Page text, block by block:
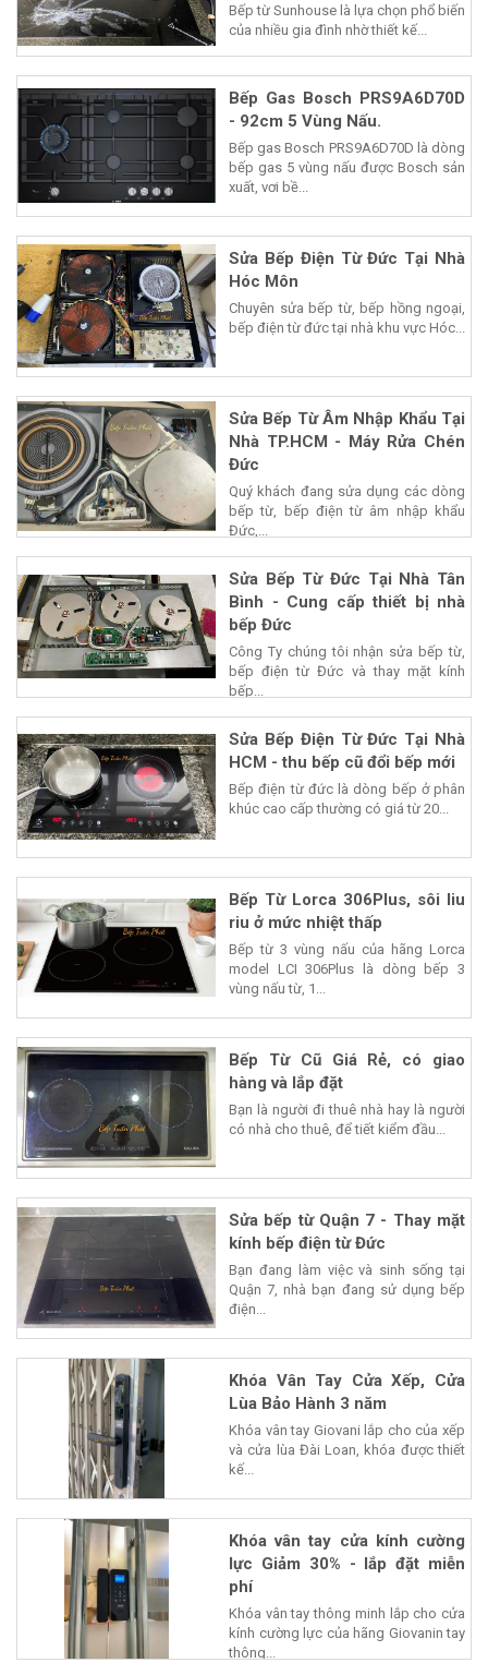
Bếp từ Sunhouse là lựa chọn phổ biến
của nhiều gia đình nhờ thiết kế...
Bếp Gas Bosch PRS9A6D70D
- 92cm 5 Vùng Nấu.
Bếp gas Bosch PRS9A6D70D là dòng
bếp gas 5 vùng nấu được Bosch sản
xuất, vơi bề...
Sửa Bếp Điện Từ Đức Tại Nhà
Hóc Môn
Chuyên sửa bếp từ, bếp hồng ngoại,
bếp điện từ đức tại nhà khu vực Hóc...
Sửa Bếp Từ Âm Nhập Khẩu Tại
Nhà TP.HCM - Máy Rửa Chén
Đức
Quý khách đang sửa dụng các dòng
bếp từ, bếp điện từ âm nhập khẩu
Đức,...
Sửa Bếp Từ Đức Tại Nhà Tân
Bình - Cung cấp thiết bị nhà
bếp Đức
Công Ty chúng tôi nhận sửa bếp từ,
bếp điện từ Đức và thay mặt kính
bếp...
Sửa Bếp Điện Từ Đức Tại Nhà
HCM - thu bếp cũ đổi bếp mới
Bếp điện từ đức là dòng bếp ở phân
khúc cao cấp thường có giá từ 20...
Bếp Từ Lorca 306Plus, sôi liu
riu ở mức nhiệt thấp
Bếp từ 3 vùng nấu của hãng Lorca
model LCI 306Plus là dòng bếp 3
vùng nấu từ, 1...
Bếp Từ Cũ Giá Rẻ, có giao
hàng và lắp đặt
Bạn là người đi thuê nhà hay là người
có nhà cho thuê, để tiết kiểm đầu...
Sửa bếp từ Quận 7 - Thay mặt
kính bếp điện từ Đức
Bạn đang làm việc và sinh sống tại
Quận 7, nhà bạn đang sử dụng bếp
điện...
Khóa Vân Tay Cửa Xếp, Cửa
Lùa Bảo Hành 3 năm
Khóa vân tay Giovani lắp cho của xếp
và cửa lùa Đài Loan, khóa được thiết
kế...
Khóa vân tay cửa kính cường
lực Giảm 30% - lắp đặt miễn
phí
Khóa vân tay thông minh lắp cho cửa
kính cường lực của hãng Giovanin tay
thông...